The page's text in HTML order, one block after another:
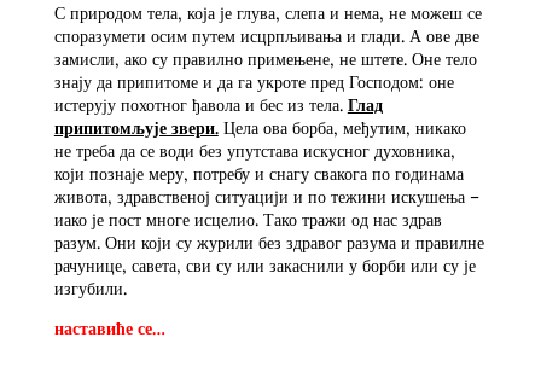
С природом тела, која је глува, слепа и нема, не можеш се
споразумети осим путем исцрпљивања и глади. А ове две
замисли, ако су правилно примењене, не штете. Оне тело
знају да припитоме и да га укроте пред Господом: оне
истерују похотног ђавола и бес из тела. Глад
припитомљује звери.Цела ова борба, међутим, никако
не треба да се води без упутстава искусног духовника,
који познаје меру, потребу и снагу свакога по годинама
живота, здравственој ситуацији и по тежини искушења –
иако је пост многе исцелио. Тако тражи од нас здрав
разум. Они који су журили без здравог разума и правилне
рачунице, савета, сви су или закаснили у борби или су је
изгубили.
наставиће се…